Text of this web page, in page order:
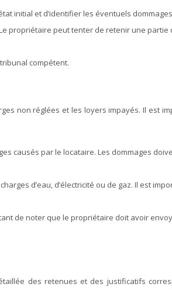
initial et d’identifier les éventuels
propriétaire peut tenter de retenir une partie
compétent.
non réglées et les loyers impayés. Il est
causés par le locataire. Les dommages
d’eau, d’électricité ou de gaz. Il est
de noter que le propriétaire doit avoir
des retenues et des justificatifs